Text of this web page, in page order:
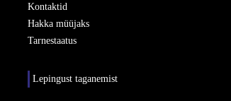
Kontaktid
Hakka müüjaks
Tarnestaatus
Lepingust taganemist